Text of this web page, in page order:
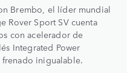
Brembo, el líder mundial
Rover Sport SV cuenta
con acelerador de
Integrated Power
inigualable.